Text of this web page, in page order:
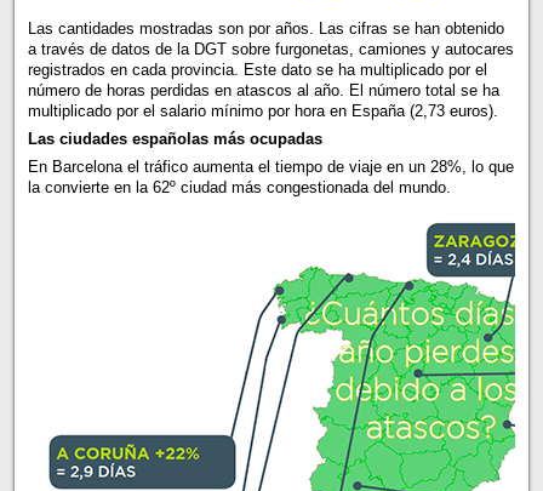
Las cantidades mostradas son por años. Las cifras se han obtenido
a través de datos de la DGT sobre furgonetas, camiones y autocares
registrados en cada provincia. Este dato se ha multiplicado por el
número de horas perdidas en atascos al año. El número total se ha
multiplicado por el salario mínimo por hora en España (2,73 euros).
Las ciudades españolas más ocupadas
En Barcelona el tráfico aumenta el tiempo de viaje en un 28%, lo que
la convierte en la 62º ciudad más congestionada del mundo.